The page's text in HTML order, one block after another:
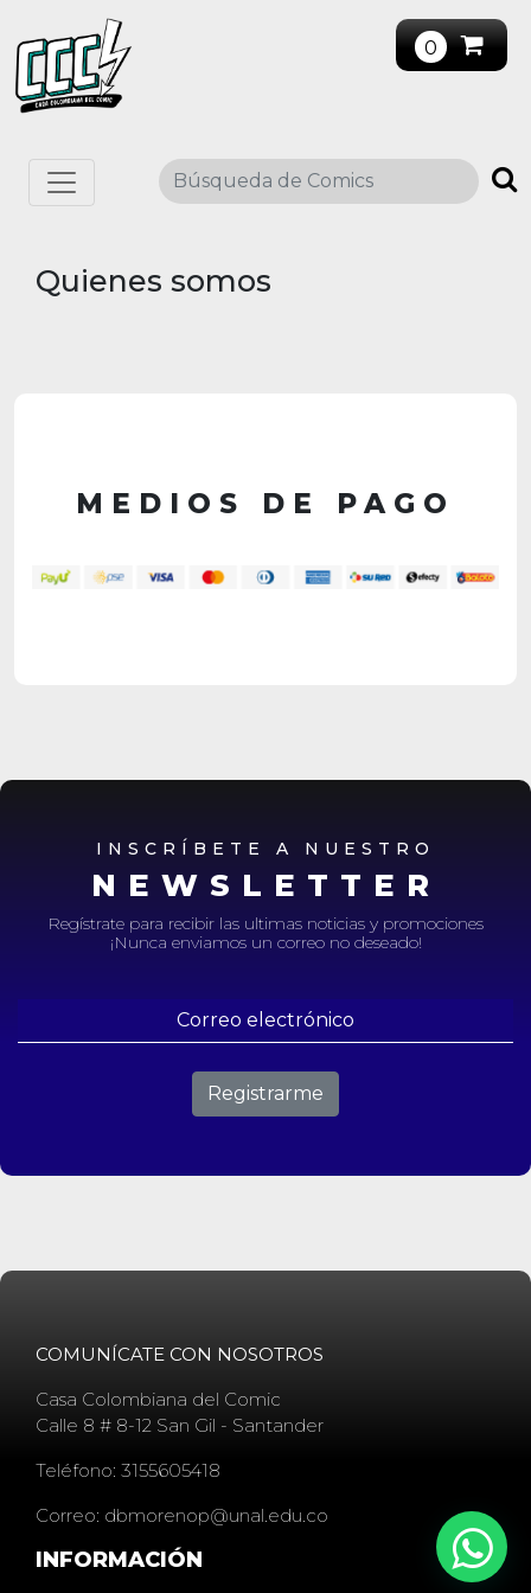
0
Quienes somos
MEDIOS DE PAGO
INSCRÍBETE A NUESTRO
NEWSLETTER
Regístrate para recibir las ultimas noticias y promociones
¡Nunca enviamos un correo no deseado!
Registrarme
COMUNÍCATE CON NOSOTROS
Casa Colombiana del Comic
Calle 8 # 8-12 San Gil - Santander
Teléfono: 3155605418
Correo: dbmorenop@unal.edu.co
INFORMACIÓN